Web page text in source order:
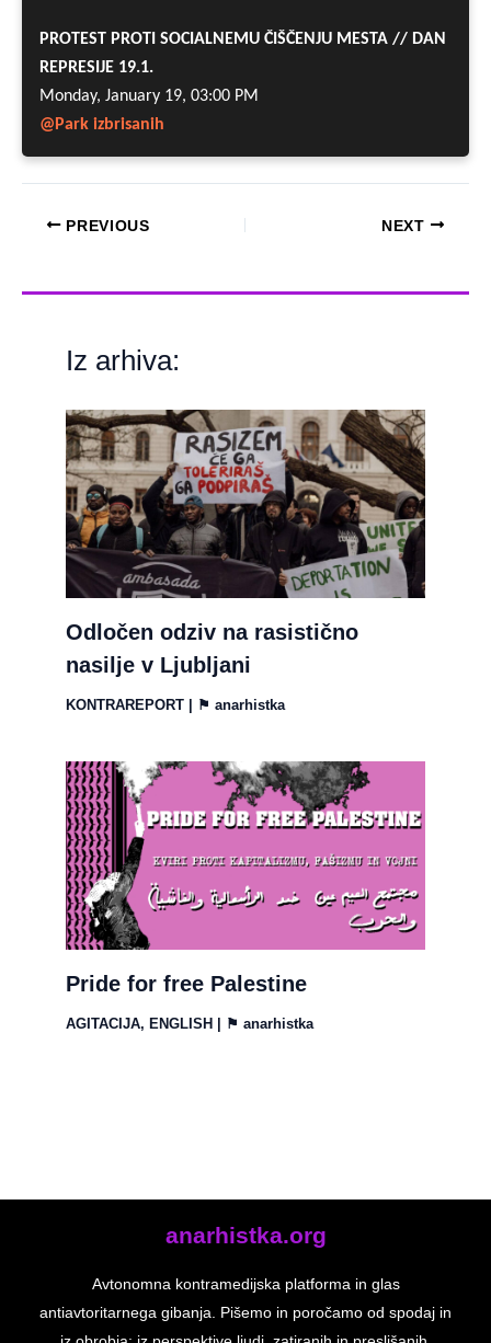
PREVIOUS NEXT
Iz arhiva:
Odločen odziv na rasistično
nasilje v Ljubljani
KONTRAREPORT | ⚑ anarhistka
Pride for free Palestine
AGITACIJA, ENGLISH | ⚑ anarhistka
anarhistka.org
Avtonomna kontramedijska platforma in glas
antiavtoritarnega gibanja. Pišemo in poročamo od spodaj in